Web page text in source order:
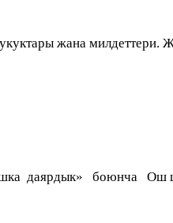
жана милдеттери.
даярдык» боюнча Ош